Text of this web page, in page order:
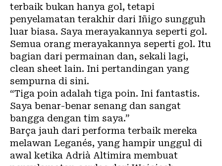
terbaik bukan hanya gol, tetapi
penyelamatan terakhir dari Iñigo sungguh
luar biasa. Saya merayakannya seperti gol.
Semua orang merayakannya seperti gol. Itu
bagian dari permainan dan, sekali lagi,
clean sheet lain. Ini pertandingan yang
sempurna di sini.
“Tiga poin adalah tiga poin. Ini fantastis.
Saya benar-benar senang dan sangat
bangga dengan tim saya.”
Barça jauh dari performa terbaik mereka
melawan Leganés, yang hampir unggul di
awal ketika Adrià Altimira membuat